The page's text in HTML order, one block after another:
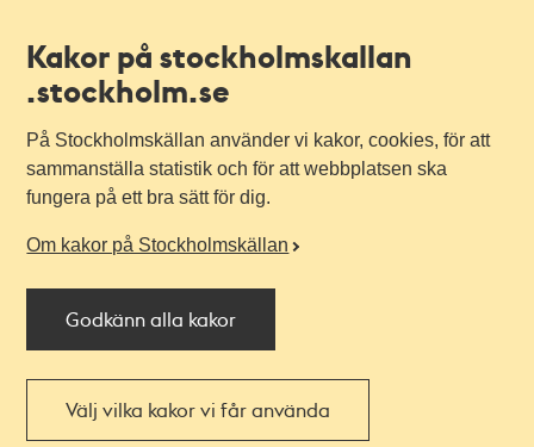
Kakor på stockholmskallan
.stockholm.se
På Stockholmskällan använder vi kakor, cookies, för att
sammanställa statistik och för att webbplatsen ska
fungera på ett bra sätt för dig.
Om kakor på Stockholmskällan
Godkänn alla kakor
Välj vilka kakor vi får använda